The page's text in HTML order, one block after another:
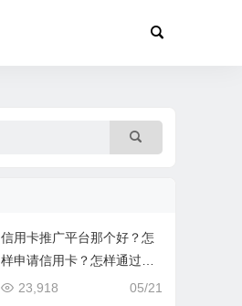
信用卡推广平台那个好？怎
样申请信用卡？怎样通过手
机网络推广信用卡赚钱？05/21
23,918